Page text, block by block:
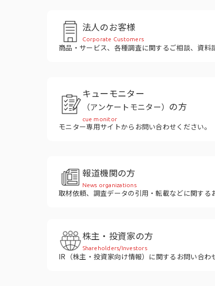
役員紹介
法人のお客様
Corporate Customers
商品・サービス、各種調査に関するご相談、資料
キューモニター
（アンケートモニター） の方
cue monitor
モニター専用サイトからお問い合わせください。
報道機関の方
News organizations
取材依頼、調査データの引用・転載などに関する
株主・投資家の方
Shareholders/Investors
IR（株主・投資家向け情報）に関するお問い合わ